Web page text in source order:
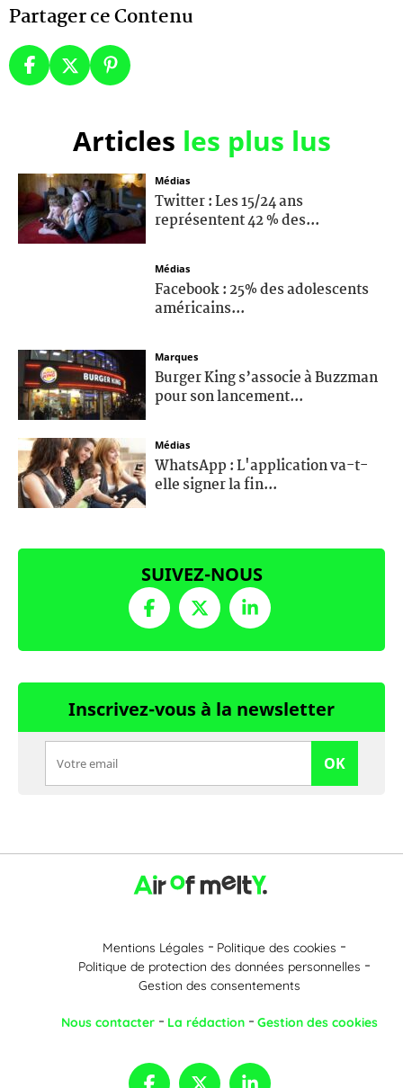
Partager ce Contenu
Articles les plus lus
Médias
Twitter : Les 15/24 ans
représentent 42 % des...
Médias
Facebook : 25% des adolescents
américains...
Marques
Burger King s’associe à Buzzman
pour son lancement...
Médias
WhatsApp : L'application va-t-
elle signer la fin...
SUIVEZ-NOUS
Inscrivez-vous à la newsletter
OK
Mentions Légales
Politique des cookies
Politique de protection des données personnelles
Gestion des consentements
Nous contacter La rédaction Gestion des cookies